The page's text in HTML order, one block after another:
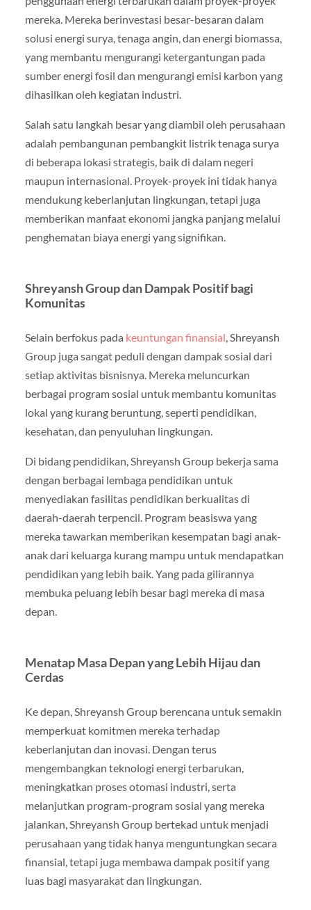
mereka. Mereka berinvestasi besar-besaran dalam
solusi energi surya, tenaga angin, dan energi biomassa,
yang membantu mengurangi ketergantungan pada
sumber energi fosil dan mengurangi emisi karbon yang
dihasilkan oleh kegiatan industri.
Salah satu langkah besar yang diambil oleh perusahaan
adalah pembangunan pembangkit listrik tenaga surya
di beberapa lokasi strategis, baik di dalam negeri
maupun internasional. Proyek-proyek ini tidak hanya
mendukung keberlanjutan lingkungan, tetapi juga
memberikan manfaat ekonomi jangka panjang melalui
penghematan biaya energi yang signifikan.
Shreyansh Group dan Dampak Positif bagi
Komunitas
Selain berfokus pada keuntungan finansial , Shreyansh
Group juga sangat peduli dengan dampak sosial dari
setiap aktivitas bisnisnya. Mereka meluncurkan
berbagai program sosial untuk membantu komunitas
lokal yang kurang beruntung, seperti pendidikan,
kesehatan, dan penyuluhan lingkungan.
Di bidang pendidikan, Shreyansh Group bekerja sama
dengan berbagai lembaga pendidikan untuk
menyediakan fasilitas pendidikan berkualitas di
daerah-daerah terpencil. Program beasiswa yang
mereka tawarkan memberikan kesempatan bagi anak-
anak dari keluarga kurang mampu untuk mendapatkan
pendidikan yang lebih baik. Yang pada gilirannya
membuka peluang lebih besar bagi mereka di masa
depan.
Menatap Masa Depan yang Lebih Hijau dan
Cerdas
Ke depan, Shreyansh Group berencana untuk semakin
memperkuat komitmen mereka terhadap
keberlanjutan dan inovasi. Dengan terus
mengembangkan teknologi energi terbarukan,
meningkatkan proses otomasi industri, serta
melanjutkan program-program sosial yang mereka
jalankan, Shreyansh Group bertekad untuk menjadi
perusahaan yang tidak hanya menguntungkan secara
finansial, tetapi juga membawa dampak positif yang
luas bagi masyarakat dan lingkungan.